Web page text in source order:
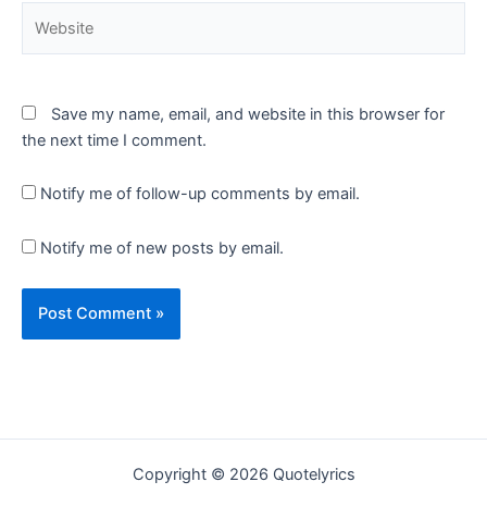
Save my name, email, and website in this browser for
the next time I comment.
Notify me of follow-up comments by email.
Notify me of new posts by email.
Copyright © 2026 Quotelyrics